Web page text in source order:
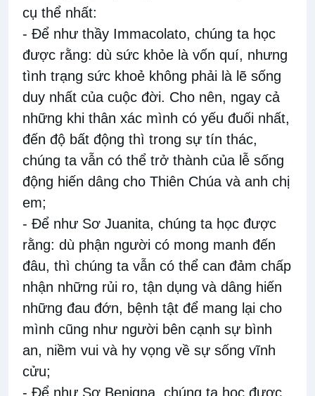
cụ thể nhất:
- Để như thầy Immacolato, chúng ta học
được rằng: dù sức khỏe là vốn quí, nhưng
tình trạng sức khoẻ không phải là lẽ sống
duy nhất của cuộc đời. Cho nên, ngay cả
những khi thân xác mình có yếu đuối nhất,
đến độ bất động thì trong sự tín thác,
chúng ta vẫn có thể trở thành của lễ sống
động hiến dâng cho Thiên Chúa và anh chị
em;
- Để như Sơ Juanita, chúng ta học được
rằng: dù phận người có mong manh đến
đâu, thì chúng ta vẫn có thể can đảm chấp
nhận những rủi ro, tận dụng và dâng hiến
những đau đớn, bệnh tật để mang lại cho
mình cũng như người bên cạnh sự bình
an, niềm vui và hy vọng về sự sống vĩnh
cửu;
- Để như Sơ Benigna, chúng ta học được